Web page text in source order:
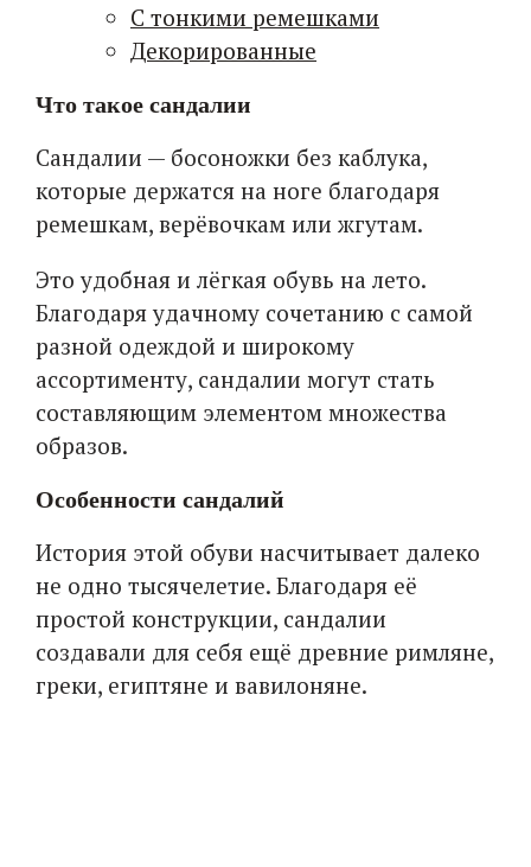
С тонкими ремешками
Декорированные
Что такое сандалии
Сандалии — босоножки без каблука,
которые держатся на ноге благодаря
ремешкам, верёвочкам или жгутам.
Это удобная и лёгкая обувь на лето.
Благодаря удачному сочетанию с самой
разной одеждой и широкому
ассортименту, сандалии могут стать
составляющим элементом множества
образов.
Особенности сандалий
История этой обуви насчитывает далеко
не одно тысячелетие. Благодаря её
простой конструкции, сандалии
создавали для себя ещё древние римляне,
греки, египтяне и вавилоняне.